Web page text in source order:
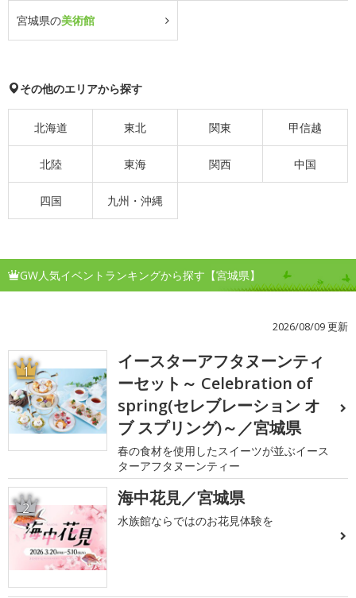
宮城県の美術館
その他のエリアから探す
北海道 東北 関東 甲信越
北陸 東海 関西 中国
四国 九州・沖縄
GW人気イベントランキングから探す【宮城県】
2026/08/09 更新
1
イースターアフタヌーンティ
ーセット～ Celebration of
spring(セレブレーション オ
ブ スプリング)～／宮城県
春の食材を使用したスイーツが並ぶイース
ターアフタヌーンティー
2 海中花見／宮城県
水族館ならではのお花見体験を